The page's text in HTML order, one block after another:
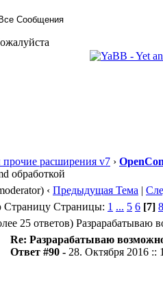
расширения v7 ›
обработкой
‹ Предыдущая Тема |
Страницы: 1 ... 5 6 [7] 8
Разрарабатываю
Re: Разрарабатываю
Ответ #90 - 28. Октября 2016 ::